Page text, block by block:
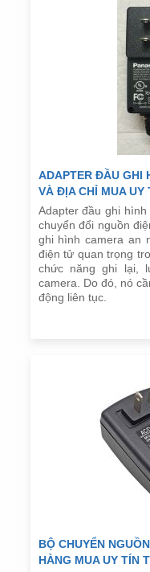
ADAPTER ĐẦU GHI
VÀ ĐỊA CHỈ MUA UY
Adapter đầu ghi
chuyển đổi nguồn
ghi hình camera an
điện tử quan trọng
chức năng ghi lại,
camera. Do đó, nó
động liên tục.
BỘ CHUYỂN
HÀNG MUA UY TÍN